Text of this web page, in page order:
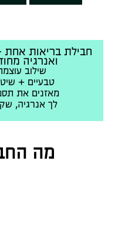
חבילת בריאות אחת –
ואנרגיה
טבעיים +
מאזנים את
לך אנרגיה,
מה